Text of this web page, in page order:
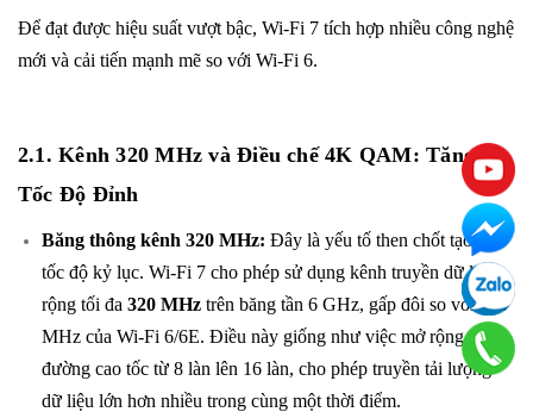
Để đạt được hiệu suất vượt bậc, Wi-Fi 7 tích hợp nhiều công nghệ
mới và cải tiến mạnh mẽ so với Wi-Fi 6.
2.1. Kênh 320 MHz và Điều chế 4K QAM: Tăng
Tốc Độ Đỉnh
Băng thông kênh 320 MHz: Đây là yếu tố then chốt tạo nên
tốc độ kỷ lục. Wi-Fi 7 cho phép sử dụng kênh truyền dữ liệu
rộng tối đa 320 MHz trên băng tần 6 GHz, gấp đôi so với 160
MHz của Wi-Fi 6/6E. Điều này giống như việc mở rộng
đường cao tốc từ 8 làn lên 16 làn, cho phép truyền tải lượng
dữ liệu lớn hơn nhiều trong cùng một thời điểm.